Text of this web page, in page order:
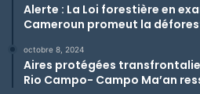
Alerte : La Loi forestière en
Cameroun promeut la
octobre 8, 2024
Aires protégées
Rio Campo- Campo Ma’an